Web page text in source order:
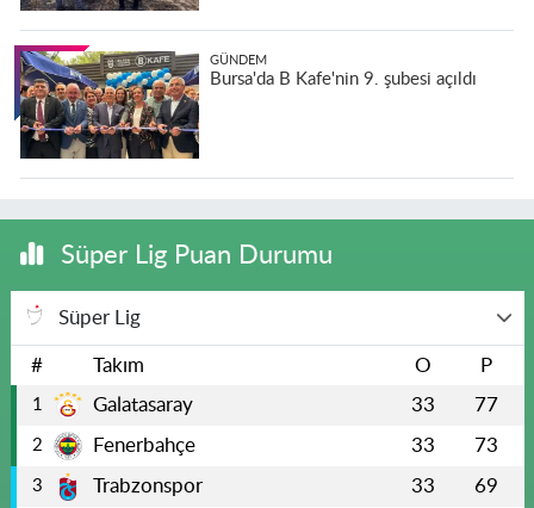
GÜNDEM
Bursa'da B Kafe'nin 9. şubesi açıldı
Süper Lig Puan Durumu
Süper Lig
# Takım O P
1 Galatasaray 33 77
2 Fenerbahçe 33 73
3 Trabzonspor 33 69